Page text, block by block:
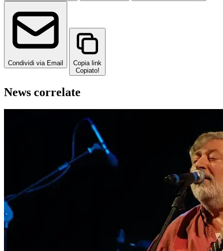
Condividi via Email
Copia link
Copiato!
News correlate